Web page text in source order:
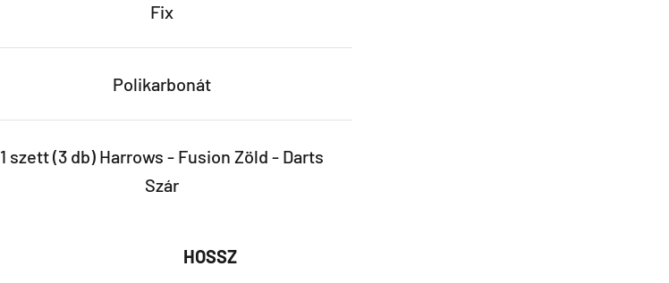
Fix
Polikarbonát
1 szett (3 db) Harrows - Fusion Zöld - Darts
Szár
HOSSZ